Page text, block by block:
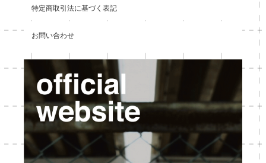
特定商取引法に基づく表記
お問い合わせ